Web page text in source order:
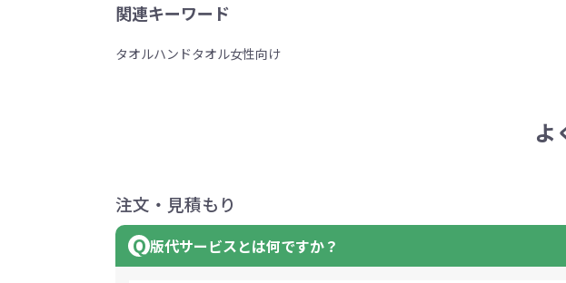
関連キーワード
タオルハンドタオル女性向け
よ
注文・見積もり
版代サービスとは何ですか？